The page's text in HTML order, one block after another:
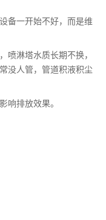
备一开始不好，而是维
喷淋塔水质长期不换，
没人管，管道积液积尘
响排放效果。